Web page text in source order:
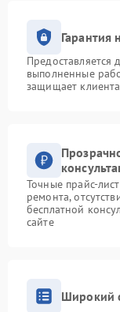
Гарантия
Предоставляется
выполненные
защищает
Точные прайс-
ремонта,
бесплатной
сайте
Широкий